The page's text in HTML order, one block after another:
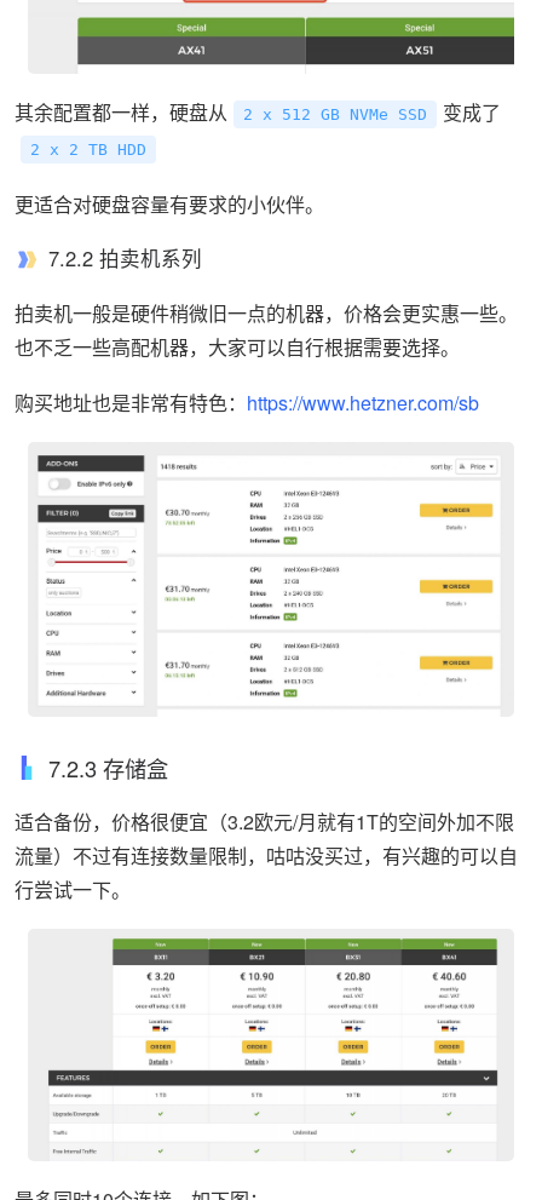
其余配置都一样，硬盘从 2 x 512 GB NVMe SSD 变成了
2 x 2 TB HDD
更适合对硬盘容量有要求的小伙伴。
7.2.2 拍卖机系列
拍卖机一般是硬件稍微旧一点的机器，价格会更实惠一些。
也不乏一些高配机器，大家可以自行根据需要选择。
购买地址也是非常有特色： https://www.hetzner.com/sb
7.2.3 存储盒
适合备份，价格很便宜（3.2欧元/月就有1T的空间外加不限
流量）不过有连接数量限制，咕咕没买过，有兴趣的可以自
行尝试一下。